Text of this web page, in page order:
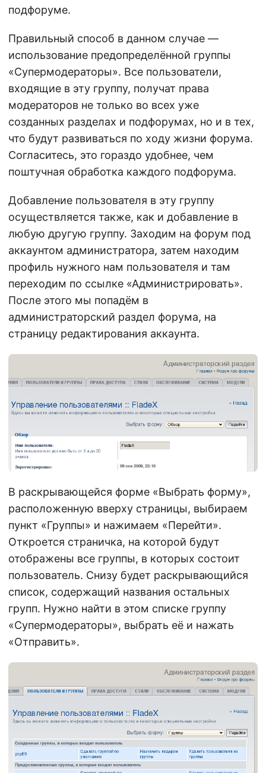
подфоруме.
Правильный способ в данном случае —
использование предопределённой группы
«Супермодераторы». Все пользователи,
входящие в эту группу, получат права
модераторов не только во всех уже
созданных разделах и подфорумах, но и в тех,
что будут развиваться по ходу жизни форума.
Согласитесь, это гораздо удобнее, чем
поштучная обработка каждого подфорума.
Добавление пользователя в эту группу
осуществляется также, как и добавление в
любую другую группу. Заходим на форум под
аккаунтом администратора, затем находим
профиль нужного нам пользователя и там
переходим по ссылке «Администрировать».
После этого мы попадём в
администраторский раздел форума, на
страницу редактирования аккаунта.
В раскрывающейся форме «Выбрать форму»,
расположенную вверху страницы, выбираем
пункт «Группы» и нажимаем «Перейти».
Откроется страничка, на которой будут
отображены все группы, в которых состоит
пользователь. Снизу будет раскрывающийся
список, содержащий названия остальных
групп. Нужно найти в этом списке группу
«Супермодераторы», выбрать её и нажать
«Отправить».